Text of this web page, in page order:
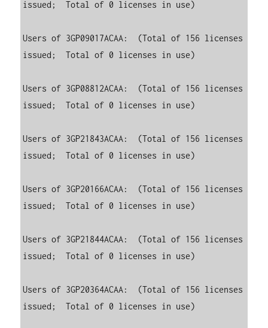
issued;  Total of 0 licenses in use)
Users of 3GP09017ACAA:  (Total of 156 licenses
issued;  Total of 0 licenses in use)
Users of 3GP08812ACAA:  (Total of 156 licenses
issued;  Total of 0 licenses in use)
Users of 3GP21843ACAA:  (Total of 156 licenses
issued;  Total of 0 licenses in use)
Users of 3GP20166ACAA:  (Total of 156 licenses
issued;  Total of 0 licenses in use)
Users of 3GP21844ACAA:  (Total of 156 licenses
issued;  Total of 0 licenses in use)
Users of 3GP20364ACAA:  (Total of 156 licenses
issued;  Total of 0 licenses in use)